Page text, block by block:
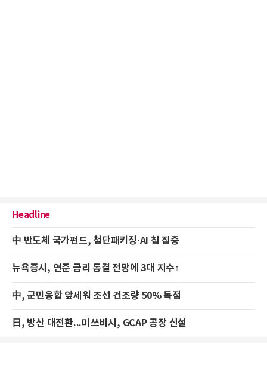
Headline
中 반도체 국가펀드, 첨단패키징·AI 칩 집중
뉴욕증시, 연준 금리 동결 전망에 3대 지수↑
中, 군민융합 앞세워 조선 건조량 50% 독점
日, 방산 대전환...미쓰비시, GCAP 공장 신설